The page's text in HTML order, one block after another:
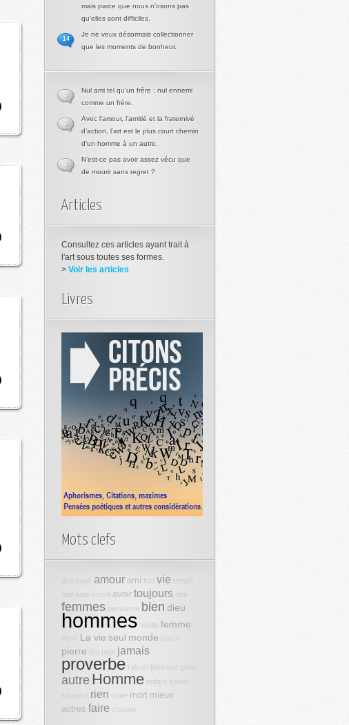
mais parce que nous n’osons pas
qu’elles sont difficiles.
Je ne veux désormais collectionner
que les moments de bonheur.
14
Nul ami tel qu’un frère ; nul ennemi
comme un frère.
0
Avec l’amour, l’amitié et la fraternivé
d’action, l’art est le plus court chemin
d’un homme à un autre.
0
N’est-ce pas avoir assez vécu que
de mourir sans regret ?
0
Articles
Consultez ces articles ayant trait à
l'art sous toutes ses formes.
> Voir les articles
Livres
Mots clefs
amour ami fort vie
âme esprit avoir toujours
femmes personne bien dieu
hommes vérité femme
La vie seul monde coeur
pierre fou petit jamais
proverbe raison bonheur
autre Homme enfant
savoir
souvent rien toute mort mieux
autres faire choses